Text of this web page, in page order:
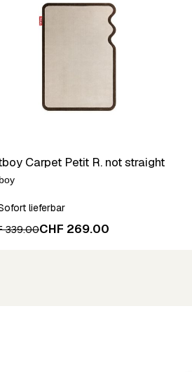
Carpet Petit R. not straight
lieferbar
339.00CHF 269.00